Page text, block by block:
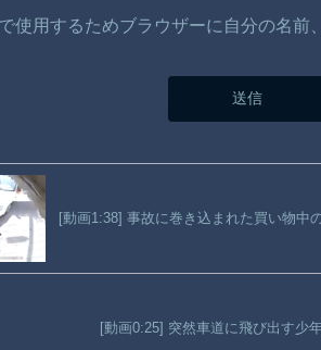
使用するためブラウザーに自分の名
[動画1:38] 事故に巻き込まれた買い物中
[動画0:25] 突然車道に飛び出す少